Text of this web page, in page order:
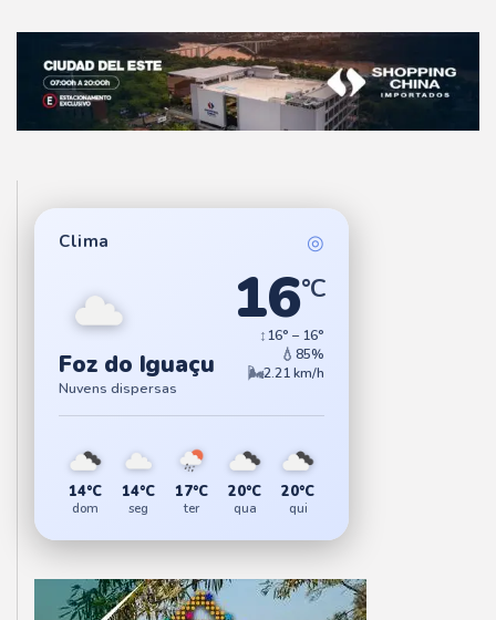
Clima ◎
Foz do Iguaçu
Nuvens dispersas
16°C
↕ 16° – 16°
💧 85%
🌬2.21 km/h
14°C
dom
14°C
seg
17°C
ter
20°C
qua
20°C
qui